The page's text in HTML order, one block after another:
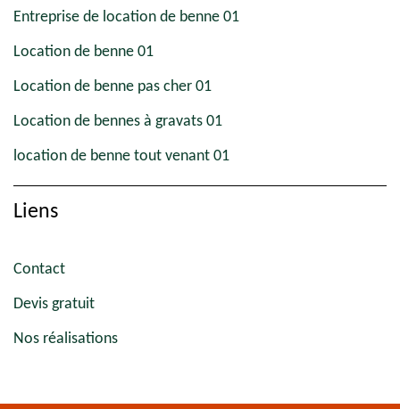
Entreprise de location de benne 01
Location de benne 01
Location de benne pas cher 01
Location de bennes à gravats 01
location de benne tout venant 01
Liens
Contact
Devis gratuit
Nos réalisations